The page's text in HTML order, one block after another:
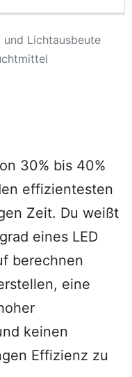
Lichtausbeute
30% bis 40%
effizientesten
Zeit. Du weißt
eines LED
berechnen
eine
keinen
Effizienz zu